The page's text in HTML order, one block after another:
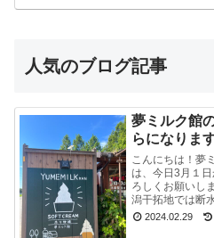
人気のブログ記事
夢ミルク館
らになりま
こんにちは！夢
は、今日3月１
ろしくお願いし
潟干拓地では断
ッフも大変でし
2024.02.29